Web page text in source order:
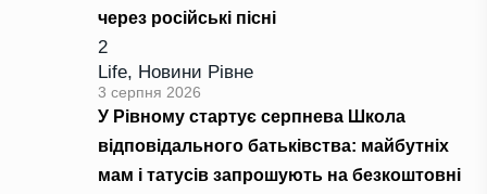
через російські пісні
2
Life, Новини Рівне
3 серпня 2026
У Рівному стартує серпнева Школа
відповідального батьківства: майбутніх
мам і татусів запрошують на безкоштовні